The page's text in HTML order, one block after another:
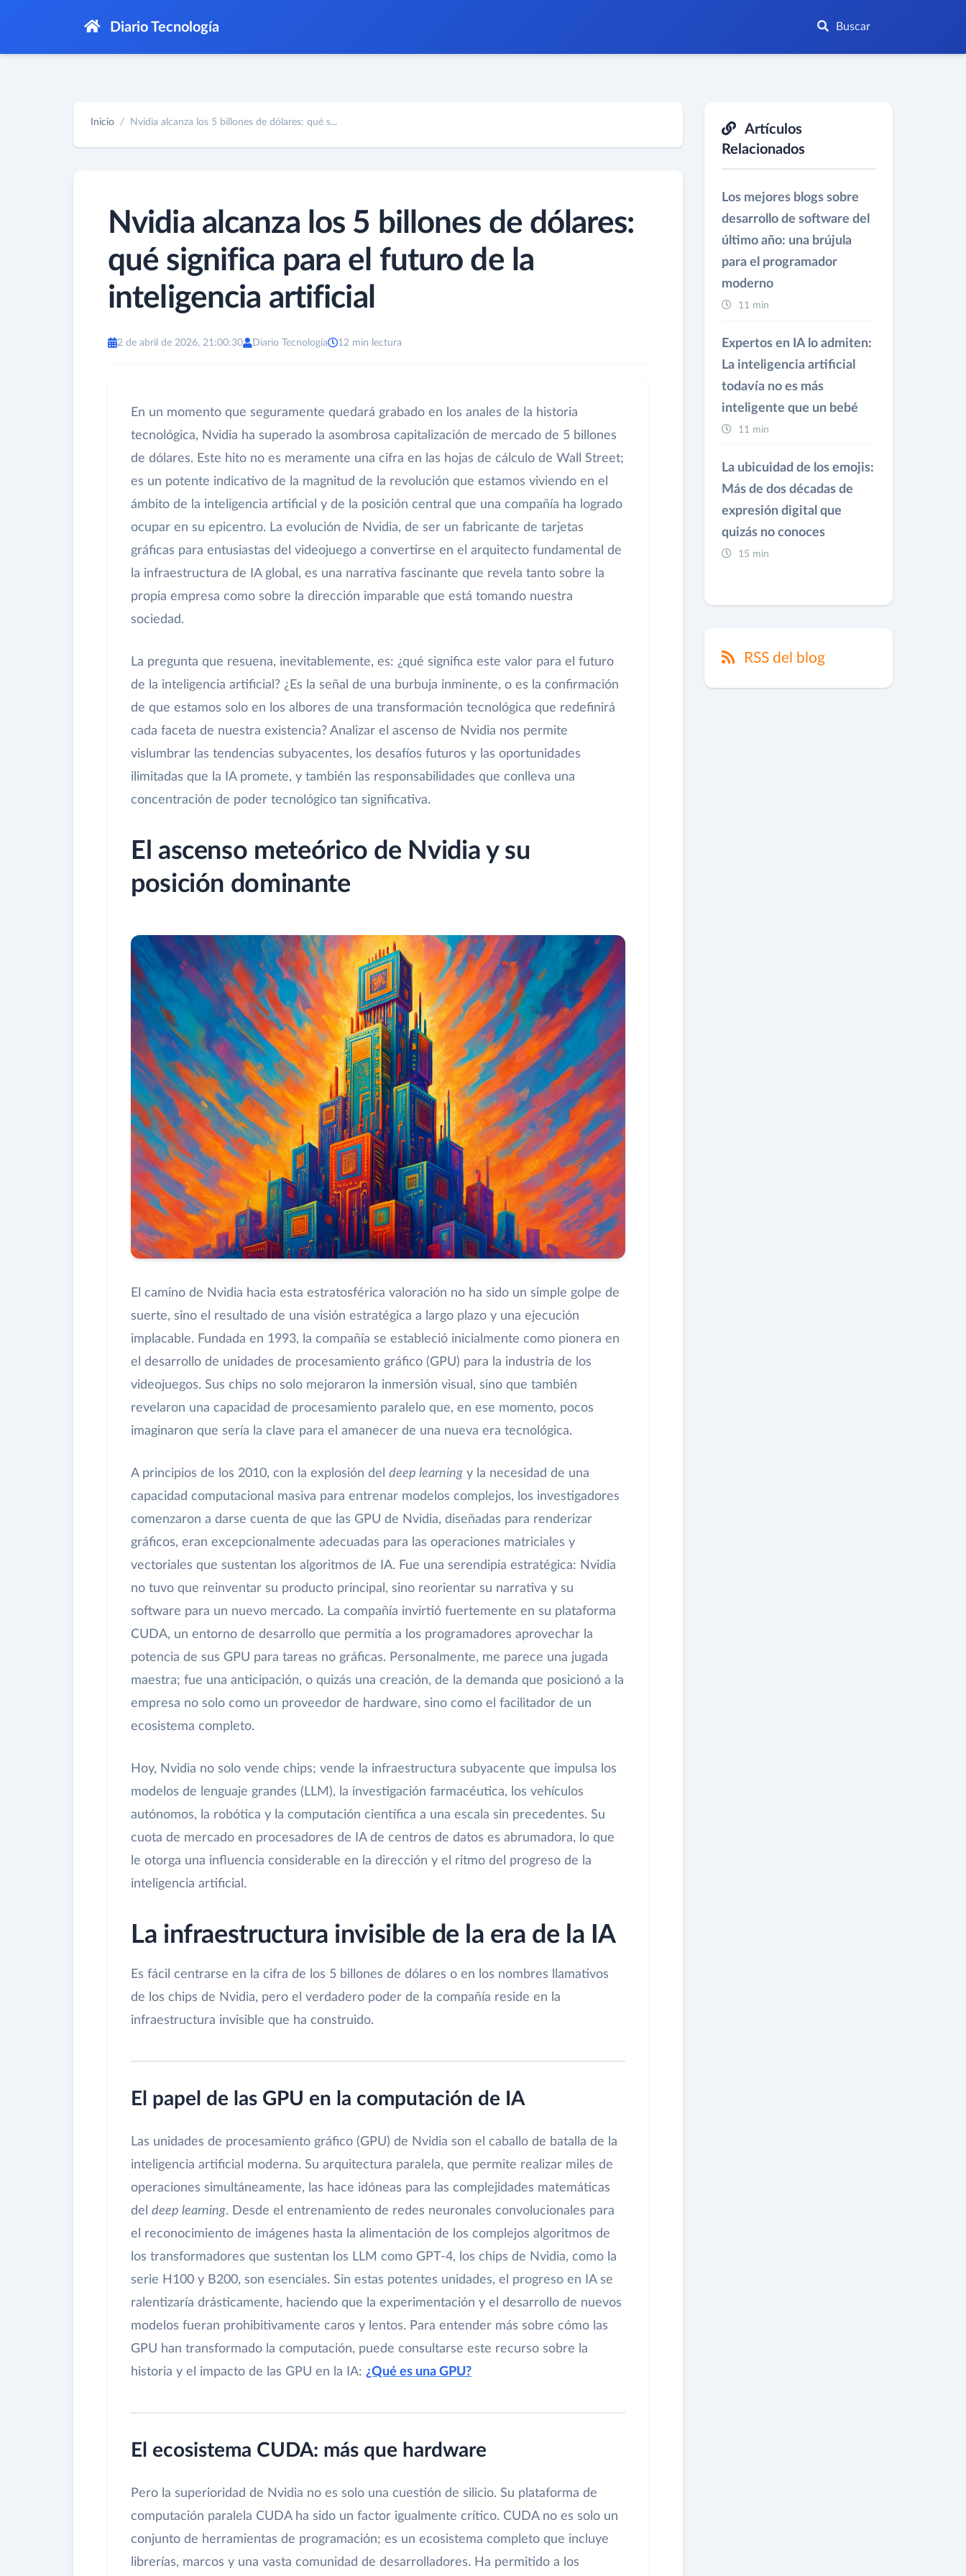
Diario Tecnología Buscar
Inicio Nvidia alcanza los 5 billones de dólares: qué s...
Nvidia alcanza los 5 billones de dólares:
qué significa para el futuro de la
inteligencia artificial
2 de abril de 2026, 21:00:30 Diario Tecnología 12 min lectura
En un momento que seguramente quedará grabado en los anales de la historia
tecnológica, Nvidia ha superado la asombrosa capitalización de mercado de 5 billones
de dólares. Este hito no es meramente una cifra en las hojas de cálculo de Wall Street;
es un potente indicativo de la magnitud de la revolución que estamos viviendo en el
ámbito de la inteligencia artificial y de la posición central que una compañía ha logrado
ocupar en su epicentro. La evolución de Nvidia, de ser un fabricante de tarjetas
gráficas para entusiastas del videojuego a convertirse en el arquitecto fundamental de
la infraestructura de IA global, es una narrativa fascinante que revela tanto sobre la
propia empresa como sobre la dirección imparable que está tomando nuestra
sociedad.
La pregunta que resuena, inevitablemente, es: ¿qué significa este valor para el futuro
de la inteligencia artificial? ¿Es la señal de una burbuja inminente, o es la confirmación
de que estamos solo en los albores de una transformación tecnológica que redefinirá
cada faceta de nuestra existencia? Analizar el ascenso de Nvidia nos permite
vislumbrar las tendencias subyacentes, los desafíos futuros y las oportunidades
ilimitadas que la IA promete, y también las responsabilidades que conlleva una
concentración de poder tecnológico tan significativa.
El ascenso meteórico de Nvidia y su
posición dominante
El camino de Nvidia hacia esta estratosférica valoración no ha sido un simple golpe de
suerte, sino el resultado de una visión estratégica a largo plazo y una ejecución
implacable. Fundada en 1993, la compañía se estableció inicialmente como pionera en
el desarrollo de unidades de procesamiento gráfico (GPU) para la industria de los
videojuegos. Sus chips no solo mejoraron la inmersión visual, sino que también
revelaron una capacidad de procesamiento paralelo que, en ese momento, pocos
imaginaron que sería la clave para el amanecer de una nueva era tecnológica.
A principios de los 2010, con la explosión del deep learning y la necesidad de una
capacidad computacional masiva para entrenar modelos complejos, los investigadores
comenzaron a darse cuenta de que las GPU de Nvidia, diseñadas para renderizar
gráficos, eran excepcionalmente adecuadas para las operaciones matriciales y
vectoriales que sustentan los algoritmos de IA. Fue una serendipia estratégica: Nvidia
no tuvo que reinventar su producto principal, sino reorientar su narrativa y su
software para un nuevo mercado. La compañía invirtió fuertemente en su plataforma
CUDA, un entorno de desarrollo que permitía a los programadores aprovechar la
potencia de sus GPU para tareas no gráficas. Personalmente, me parece una jugada
maestra; fue una anticipación, o quizás una creación, de la demanda que posicionó a la
empresa no solo como un proveedor de hardware, sino como el facilitador de un
ecosistema completo.
Hoy, Nvidia no solo vende chips; vende la infraestructura subyacente que impulsa los
modelos de lenguaje grandes (LLM), la investigación farmacéutica, los vehículos
autónomos, la robótica y la computación científica a una escala sin precedentes. Su
cuota de mercado en procesadores de IA de centros de datos es abrumadora, lo que
le otorga una influencia considerable en la dirección y el ritmo del progreso de la
inteligencia artificial.
La infraestructura invisible de la era de la IA
Es fácil centrarse en la cifra de los 5 billones de dólares o en los nombres llamativos
de los chips de Nvidia, pero el verdadero poder de la compañía reside en la
infraestructura invisible que ha construido.
El papel de las GPU en la computación de IA
Las unidades de procesamiento gráfico (GPU) de Nvidia son el caballo de batalla de la
inteligencia artificial moderna. Su arquitectura paralela, que permite realizar miles de
operaciones simultáneamente, las hace idóneas para las complejidades matemáticas
del deep learning. Desde el entrenamiento de redes neuronales convolucionales para
el reconocimiento de imágenes hasta la alimentación de los complejos algoritmos de
los transformadores que sustentan los LLM como GPT-4, los chips de Nvidia, como la
serie H100 y B200, son esenciales. Sin estas potentes unidades, el progreso en IA se
ralentizaría drásticamente, haciendo que la experimentación y el desarrollo de nuevos
modelos fueran prohibitivamente caros y lentos. Para entender más sobre cómo las
GPU han transformado la computación, puede consultarse este recurso sobre la
historia y el impacto de las GPU en la IA: ¿Qué es una GPU?
El ecosistema CUDA: más que hardware
Pero la superioridad de Nvidia no es solo una cuestión de silicio. Su plataforma de
computación paralela CUDA ha sido un factor igualmente crítico. CUDA no es solo un
conjunto de herramientas de programación; es un ecosistema completo que incluye
librerías, marcos y una vasta comunidad de desarrolladores. Ha permitido a los
Artículos
Relacionados
Los mejores blogs sobre
desarrollo de software del
último año: una brújula
para el programador
moderno
11 min
Expertos en IA lo admiten:
La inteligencia artificial
todavía no es más
inteligente que un bebé
11 min
La ubicuidad de los emojis:
Más de dos décadas de
expresión digital que
quizás no conoces
15 min
RSS del blog